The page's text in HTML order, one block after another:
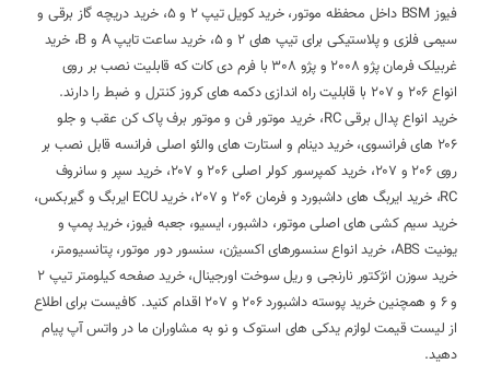
فیوز BSM داخل محفظه موتور، خرید کویل تیپ 2 و 5، خرید دریچه گاز برقی و
سیمی فلزی و پلاستیکی برای تیپ های 2 و 5، خرید ساعت تایپ A و B، خرید
غربیلک فرمان پژو 2008 و پژو 308 با فرم دی کات که قابلیت نصب بر روی
انواع 206 و 207 با قابلیت راه اندازی دکمه های کروز کنترل و ضبط را دارند.
خرید انواع پدال برقی RC، خرید موتور فن و موتور برف پاک کن عقب و جلو
206 های فرانسوی، خرید دینام و استارت های والئو اصلی فرانسه قابل نصب بر
روی 206 و 207، خرید کمپرسور کولر اصلی 206 و 207، خرید سپر و سانروف
RC، خرید ایربگ های داشبورد و فرمان 206 و 207، خرید ECU ایربگ و گیربکس،
خرید سیم کشی های اصلی موتور، داشبور، ایسیو، جعبه فیوز، خرید پمپ و
یونیت ABS، خرید انواع سنسورهای اکسیژن، سنسور دور موتور، پتانسیومتر،
خرید سوزن انژکتور نارنجی و ریل سوخت اورجینال، خرید صفحه کیلومتر تیپ 2
و 6 و همچنین خرید پوسته داشبورد 206 و 207 اقدام کنید. کافیست برای اطلاع
از لیست قیمت لوازم یدکی های استوک و نو به مشاوران ما در واتس آپ پیام
دهید.